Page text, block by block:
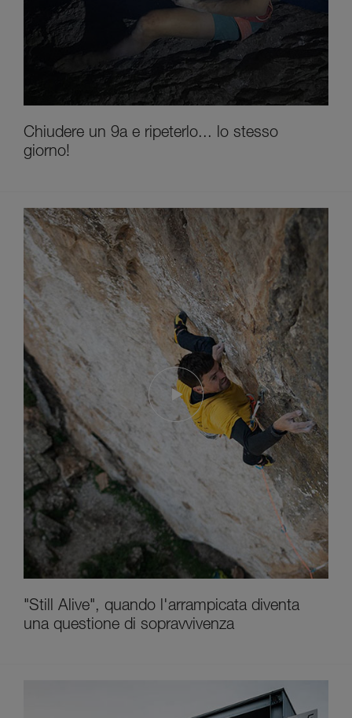
Chiudere un 9a e ripeterlo... lo stesso
giorno!
"Still Alive", quando l'arrampicata diventa
una questione di sopravvivenza